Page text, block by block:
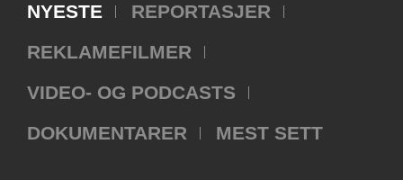
NYESTE
REPORTASJER
REKLAMEFILMER
VIDEO- OG PODCASTS
DOKUMENTARER
MEST SETT